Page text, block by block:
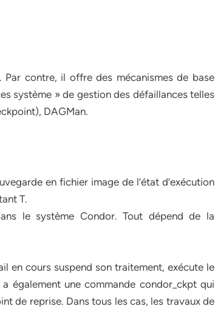
contre, il offre des mécanismes de base
système » de gestion des défaillances telles
DAGMan.
en fichier image de l’état d’exécution
T.
le système Condor. Tout dépend de la
en cours suspend son traitement, exécute le
également une commande condor_ckpt qui
de reprise. Dans tous les cas, les travaux de